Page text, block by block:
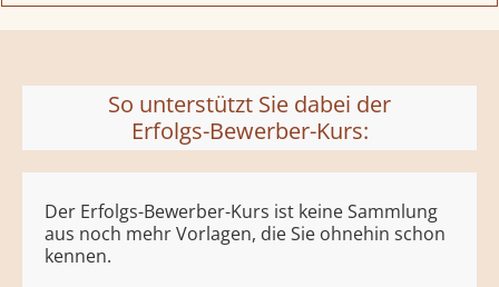
So unterstützt Sie dabei der
Erfolgs-Bewerber-Kurs:
Der Erfolgs-Bewerber-Kurs ist keine Sammlung
aus noch mehr Vorlagen, die Sie ohnehin schon
kennen.